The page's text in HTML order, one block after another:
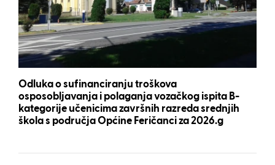
Odluka o sufinanciranju troškova
osposobljavanja i polaganja vozačkog ispita B-
kategorije učenicima završnih razreda srednjih
škola s područja Općine Feričanci za 2026.g